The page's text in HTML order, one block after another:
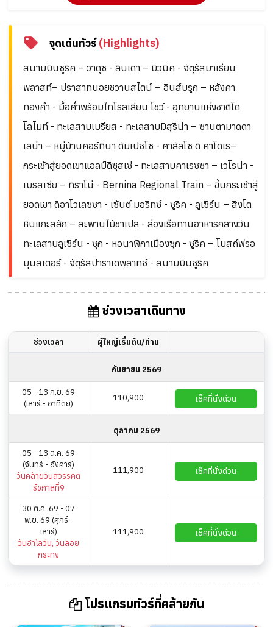
จุดเด่นทัวร์(Highlights)
สนามบินซูริค – วาดุซ - ลินเดา – มิวนิค - จัตุรัสมาเรียน
พลาสท์– ปราสาทนอยชวานสไตน์ – อินส์บรูก – หลังคา
ทองคำ - มื้อค่ำพร้อมไทโรลเลียน โชว์ - อุทยานแห่งชาติโด
โลไมท์ - ทะเลสาบเบรียส - ทะเลสาบมิสุริน่า – ซานตามาดดา
เลน่า – หมู่บ้านคอร์ทินา ดัมเปซโซ - คาลัลโซ ดิ คาโดเร–
กระเช้าสู่ยอดเขาแอลป์ดิซุสเซ่ - ทะเลสาบคาเรซซา – เวโรน่า -
เบรสเซีย – ทิราโน่ - Bernina Regional Train – ขึ้นกระเช้าสู่
ยอดเขา ดิอาโวเลซซา - เซ้นต์ มอริทซ์ - ซูริค - ลูเซิร์น – สิงโต
หินแกะสลัก – สะพานไม้ชาเปล - ล่องเรือทานอาหารกลางวัน
ทะเลสาบลูเซิร์น - ซุก - หอนาฬิกาเมืองซุก - ซูริค – โบสถ์ฟรอ
มุนสเตอร์ - จัตุรัสปาราเดพลาทซ์ - สนามบินซูริค
ช่วงเวลาเดินทาง
ช่วงเวลา ผู้ใหญ่เริ่มต้น/ท่าน
กันยายน 2569
05 - 13 ก.ย. 69
(เสาร์ - อาทิตย์)
110,900 เช็คที่นั่งด่วน
ตุลาคม 2569
05 - 13 ต.ค. 69
(จันทร์ - อังคาร)
วันคล้ายวันสวรรคต
รัชกาลที่9
111,900 เช็คที่นั่งด่วน
30 ต.ค. 69 - 07
พ.ย. 69 (ศุกร์ -
เสาร์)
วันฮาโลวีน, วันลอย
กระทง
111,900 เช็คที่นั่งด่วน
โปรแกรมทัวร์ที่คล้ายกัน